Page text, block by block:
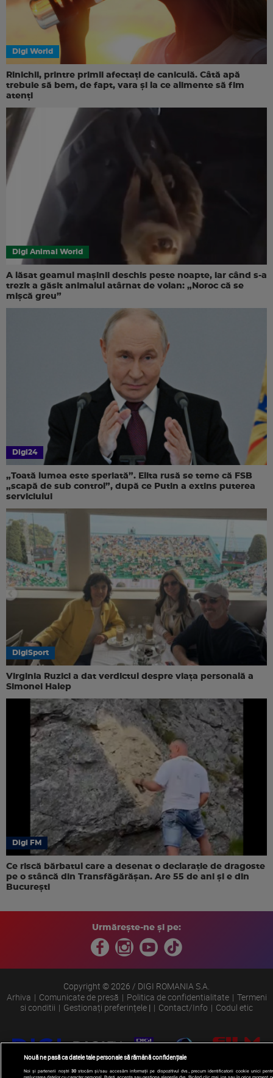
Digi World
Rinichii, printre primii afectați de caniculă. Câtă apă
trebuie să bem, de fapt, vara și la ce alimente să fim
atenți
Digi Animal World
A lăsat geamul mașinii deschis peste noapte, iar când s-a
trezit a găsit animalul atârnat de volan: „Noroc că se
mișcă greu”
Digi24
„Toată lumea este speriată”. Elita rusă se teme că FSB
„scapă de sub control”, după ce Putin a extins puterea
serviciului
DigiSport
Virginia Ruzici a dat verdictul despre viața personală a
Simonei Halep
Digi FM
Ce riscă bărbatul care a desenat o declarație de dragoste
pe o stâncă din Transfăgărășan. Are 55 de ani și e din
București
Urmărește-ne și pe:
Copyright © 2026 / DIGI ROMANIA S.A.
Arhiva
Comunicate de presă Politica de confidentialitate
Termeni
si conditii
Gestionați preferințele | Contact/Info Codul etic
Nouă ne pasă ca datele tale personale să rămână confidențiale
Noi și partenerii noștri 30stocăm și/sau accesăm informații pe dispozitivul dvs., precum identificatorii cookie unici
prelucrarea datelor cu caracter personal. Puteți accepta sau gestiona alegerile dvs. făcând clic mai jos sau în orice moment,